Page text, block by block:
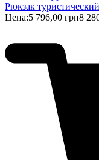
Рюкзак
Цена:5 796,00 грн8